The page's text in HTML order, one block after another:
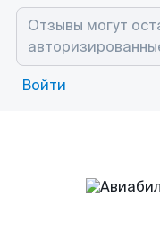
Войти